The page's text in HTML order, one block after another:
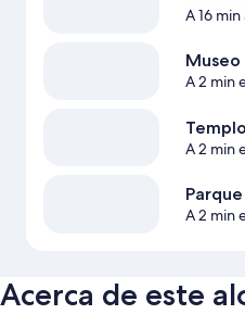
A 16
A 2 min
A 2 min
A 2 min
Acerca de este